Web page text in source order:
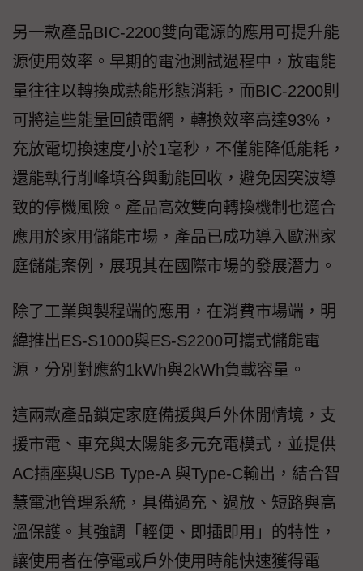
另一款產品BIC-2200雙向電源的應用可提升能
源使用效率。早期的電池測試過程中，放電能
量往往以轉換成熱能形態消耗，而BIC-2200則
可將這些能量回饋電網，轉換效率高達93%，
充放電切換速度小於1毫秒，不僅能降低能耗，
還能執行削峰填谷與動能回收，避免因突波導
致的停機風險。產品高效雙向轉換機制也適合
應用於家用儲能市場，產品已成功導入歐洲家
庭儲能案例，展現其在國際市場的發展潛力。
除了工業與製程端的應用，在消費市場端，明
緯推出ES-S1000與ES-S2200可攜式儲能電
源，分別對應約1kWh與2kWh負載容量。
這兩款產品鎖定家庭備援與戶外休閒情境，支
援市電、車充與太陽能多元充電模式，並提供
AC插座與USB Type-A 與Type-C輸出，結合智
慧電池管理系統，具備過充、過放、短路與高
溫保護。其強調「輕便、即插即用」的特性，
讓使用者在停電或戶外使用時能快速獲得電